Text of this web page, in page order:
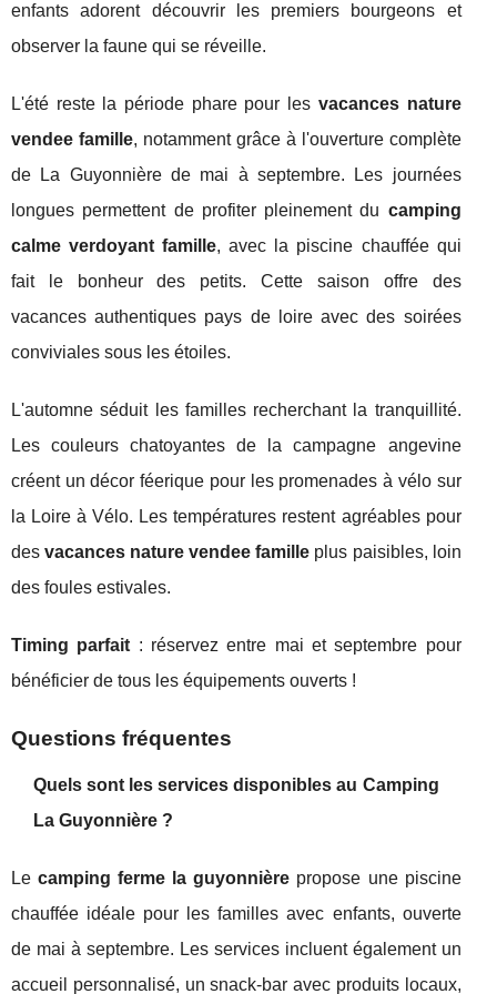
enfants adorent découvrir les premiers bourgeons et
observer la faune qui se réveille.
L'été reste la période phare pour les vacances nature
vendee famille, notamment grâce à l'ouverture complète
de La Guyonnière de mai à septembre. Les journées
longues permettent de profiter pleinement du camping
calme verdoyant famille, avec la piscine chauffée qui
fait le bonheur des petits. Cette saison offre des
vacances authentiques pays de loire avec des soirées
conviviales sous les étoiles.
L'automne séduit les familles recherchant la tranquillité.
Les couleurs chatoyantes de la campagne angevine
créent un décor féerique pour les promenades à vélo sur
la Loire à Vélo. Les températures restent agréables pour
desvacances nature vendee famille plus paisibles, loin
des foules estivales.
Timing parfait: réservez entre mai et septembre pour
bénéficier de tous les équipements ouverts !
Questions fréquentes
Quels sont les services disponibles au Camping
La Guyonnière ?
Lecamping ferme la guyonnière propose une piscine
chauffée idéale pour les familles avec enfants, ouverte
de mai à septembre. Les services incluent également un
accueil personnalisé, un snack-bar avec produits locaux,